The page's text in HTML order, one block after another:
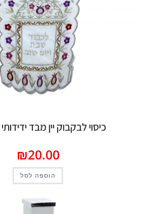
כיסוי לבקבוק יין מבד
₪20.00
הוספה לסל